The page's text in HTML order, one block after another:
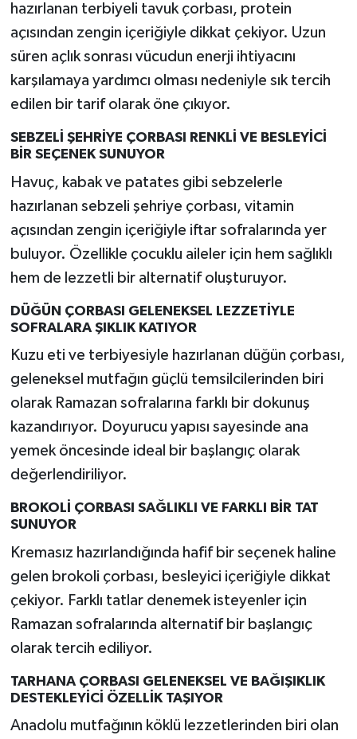
hazırlanan terbiyeli tavuk çorbası, protein
açısından zengin içeriğiyle dikkat çekiyor. Uzun
süren açlık sonrası vücudun enerji ihtiyacını
karşılamaya yardımcı olması nedeniyle sık tercih
edilen bir tarif olarak öne çıkıyor.
SEBZELİ ŞEHRİYE ÇORBASI RENKLİ VE BESLEYİCİ
BİR SEÇENEK SUNUYOR
Havuç, kabak ve patates gibi sebzelerle
hazırlanan sebzeli şehriye çorbası, vitamin
açısından zengin içeriğiyle iftar sofralarında yer
buluyor. Özellikle çocuklu aileler için hem sağlıklı
hem de lezzetli bir alternatif oluşturuyor.
DÜĞÜN ÇORBASI GELENEKSEL LEZZETİYLE
SOFRALARA ŞIKLIK KATIYOR
Kuzu eti ve terbiyesiyle hazırlanan düğün çorbası,
geleneksel mutfağın güçlü temsilcilerinden biri
olarak Ramazan sofralarına farklı bir dokunuş
kazandırıyor. Doyurucu yapısı sayesinde ana
yemek öncesinde ideal bir başlangıç olarak
değerlendiriliyor.
BROKOLİ ÇORBASI SAĞLIKLI VE FARKLI BİR TAT
SUNUYOR
Kremasız hazırlandığında hafif bir seçenek haline
gelen brokoli çorbası, besleyici içeriğiyle dikkat
çekiyor. Farklı tatlar denemek isteyenler için
Ramazan sofralarında alternatif bir başlangıç
olarak tercih ediliyor.
TARHANA ÇORBASI GELENEKSEL VE BAĞIŞIKLIK
DESTEKLEYİCİ ÖZELLİK TAŞIYOR
Anadolu mutfağının köklü lezzetlerinden biri olan
Türkiye
Video Galeri
Yemek Tarifleri